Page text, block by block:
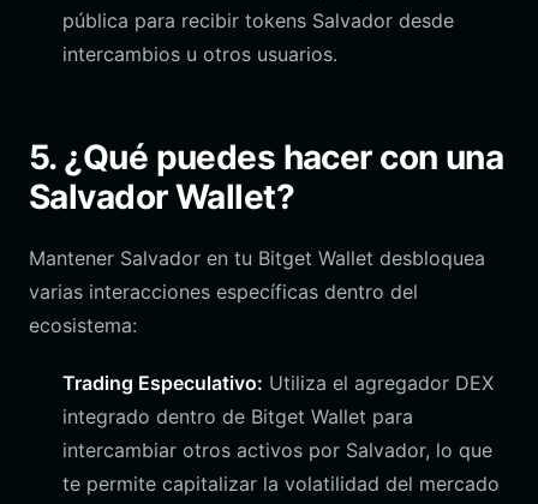
pública para recibir tokens Salvador desde
intercambios u otros usuarios.
5. ¿Qué puedes hacer con una
Salvador Wallet?
Mantener Salvador en tu Bitget Wallet desbloquea
varias interacciones específicas dentro del
ecosistema:
Trading Especulativo: Utiliza el agregador DEX
integrado dentro de Bitget Wallet para
intercambiar otros activos por Salvador, lo que
te permite capitalizar la volatilidad del mercado